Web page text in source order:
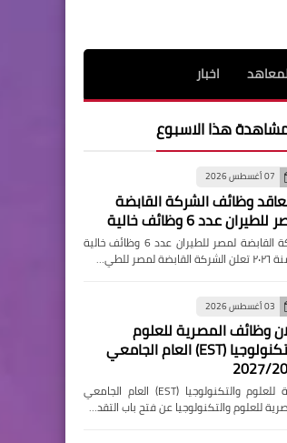
اخبار
هذا الاسبوع
07 أغسطس 2026
وظائف الشركة القابضة
عدد 6 وظائف خالية
بالتعاقد وظائف الشركة القابضة لمصر للطيران عدد 6 وظائف خالية
03 أغسطس 2026
وظائف المصرية للعلوم
والتكنولوجيا (EST) العام الجامعي
2027/
إعلان وظائف المصرية للعلوم والتكنولوجيا (EST) العام الجامعي